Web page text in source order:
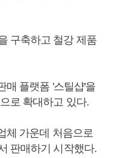
구축하고 철강 제품
매 플랫폼 '스틸샵'을
로 확대하고 있다.
체 가운데 처음으로
판매하기 시작했다.